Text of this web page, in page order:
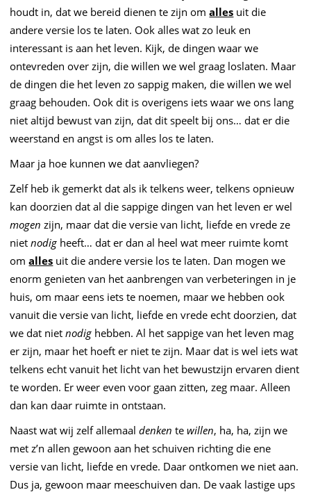
houdt in, dat we bereid dienen te zijn omalles uit die
andere versie los te laten. Ook alles wat zo leuk en
interessant is aan het leven. Kijk, de dingen waar we
ontevreden over zijn, die willen we wel graag loslaten. Maar
de dingen die het leven zo sappig maken, die willen we wel
graag behouden. Ook dit is overigens iets waar we ons lang
niet altijd bewust van zijn, dat dit speelt bij ons… dat er die
weerstand en angst is om alles los te laten.
Maar ja hoe kunnen we dat aanvliegen?
Zelf heb ik gemerkt dat als ik telkens weer, telkens opnieuw
kan doorzien dat al die sappige dingen van het leven er wel
mogen zijn, maar dat die versie van licht, liefde en vrede ze
nietnodig heeft… dat er dan al heel wat meer ruimte komt
omalles uit die andere versie los te laten. Dan mogen we
enorm genieten van het aanbrengen van verbeteringen in je
huis, om maar eens iets te noemen, maar we hebben ook
vanuit die versie van licht, liefde en vrede echt doorzien, dat
we dat nietnodig hebben. Al het sappige van het leven mag
er zijn, maar het hoeft er niet te zijn. Maar dat is wel iets wat
telkens echt vanuit het licht van het bewustzijn ervaren dient
te worden. Er weer even voor gaan zitten, zeg maar. Alleen
dan kan daar ruimte in ontstaan.
Naast wat wij zelf allemaaldenken tewillen, ha, ha, zijn we
met z’n allen gewoon aan het schuiven richting die ene
versie van licht, liefde en vrede. Daar ontkomen we niet aan.
Dus ja, gewoon maar meeschuiven dan. De vaak lastige ups